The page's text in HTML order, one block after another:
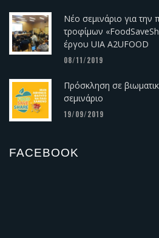
Νέο σεμινάριο για
τροφίμων
έργου UIA A2UFOOD
08/11/2019
Πρόσκληση σε
σεμινάριο
19/09/2019
FACEBOOK